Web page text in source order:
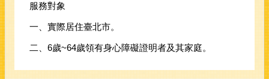
服務對象
一、實際居住臺北市。
二、6歲~64歲領有身心障礙證明者及其家庭。